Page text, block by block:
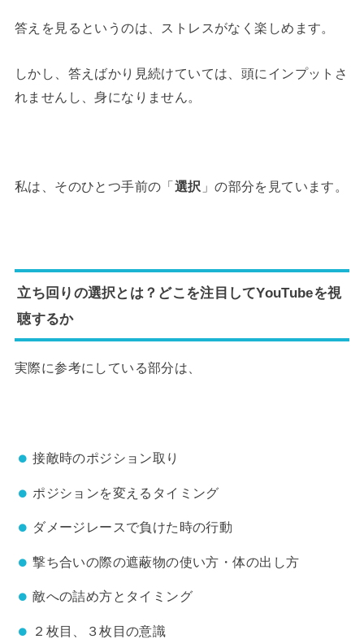
答えを見るというのは、ストレスがなく楽しめます。
しかし、答えばかり見続けていては、頭にインプットさ
れませんし、身になりません。
私は、そのひとつ手前の「 選択 」の部分を見ています。
立ち回りの選択とは？どこを注目してYouTubeを視
聴するか
実際に参考にしている部分は、
接敵時のポジション取り
ポジションを変えるタイミング
ダメージレースで負けた時の行動
撃ち合いの際の遮蔽物の使い方・体の出し方
敵への詰め方とタイミング
２枚目、３枚目の意識